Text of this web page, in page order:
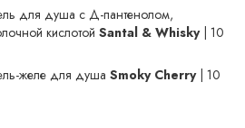
для душа с Д-пантенолом,
кислотой Santal & Whisky| 10
желе для душа Smoky Cherry| 10